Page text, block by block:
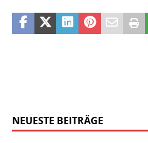
NEUESTE BEITRÄGE